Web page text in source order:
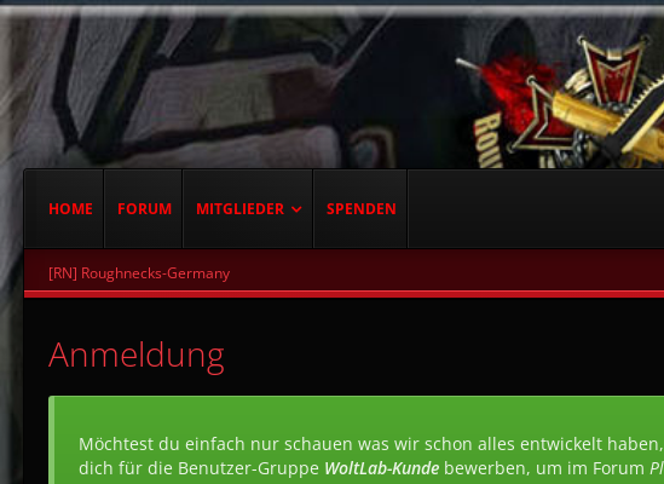
HOME FORUM MITGLIEDER SPENDEN
[RN] Roughnecks-Germany
Anmeldung
Möchtest du einfach nur schauen was wir schon alles entwickelt
dich für die Benutzer-Gruppe WoltLab-Kunde bewerben, um im Forum